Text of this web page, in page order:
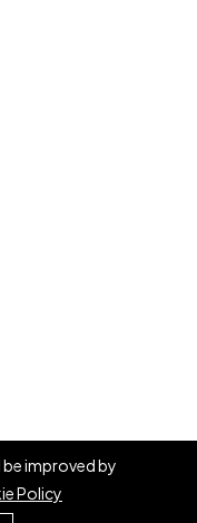
be improved by
Policy
a Lorenzo Local